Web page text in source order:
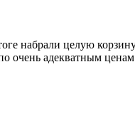
набрали целую
очень адекватным